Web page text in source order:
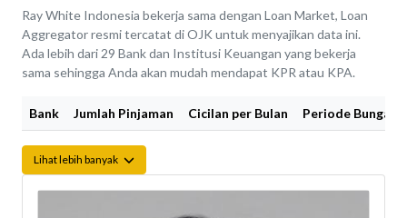
Ray White Indonesia bekerja sama dengan Loan Market, Loan
Aggregator resmi tercatat di OJK untuk menyajikan data ini.
Ada lebih dari 29 Bank dan Institusi Keuangan yang bekerja
sama sehingga Anda akan mudah mendapat KPR atau KPA.
Bank Jumlah Pinjaman Cicilan per Bulan Periode Bunga
Lihat lebih banyak